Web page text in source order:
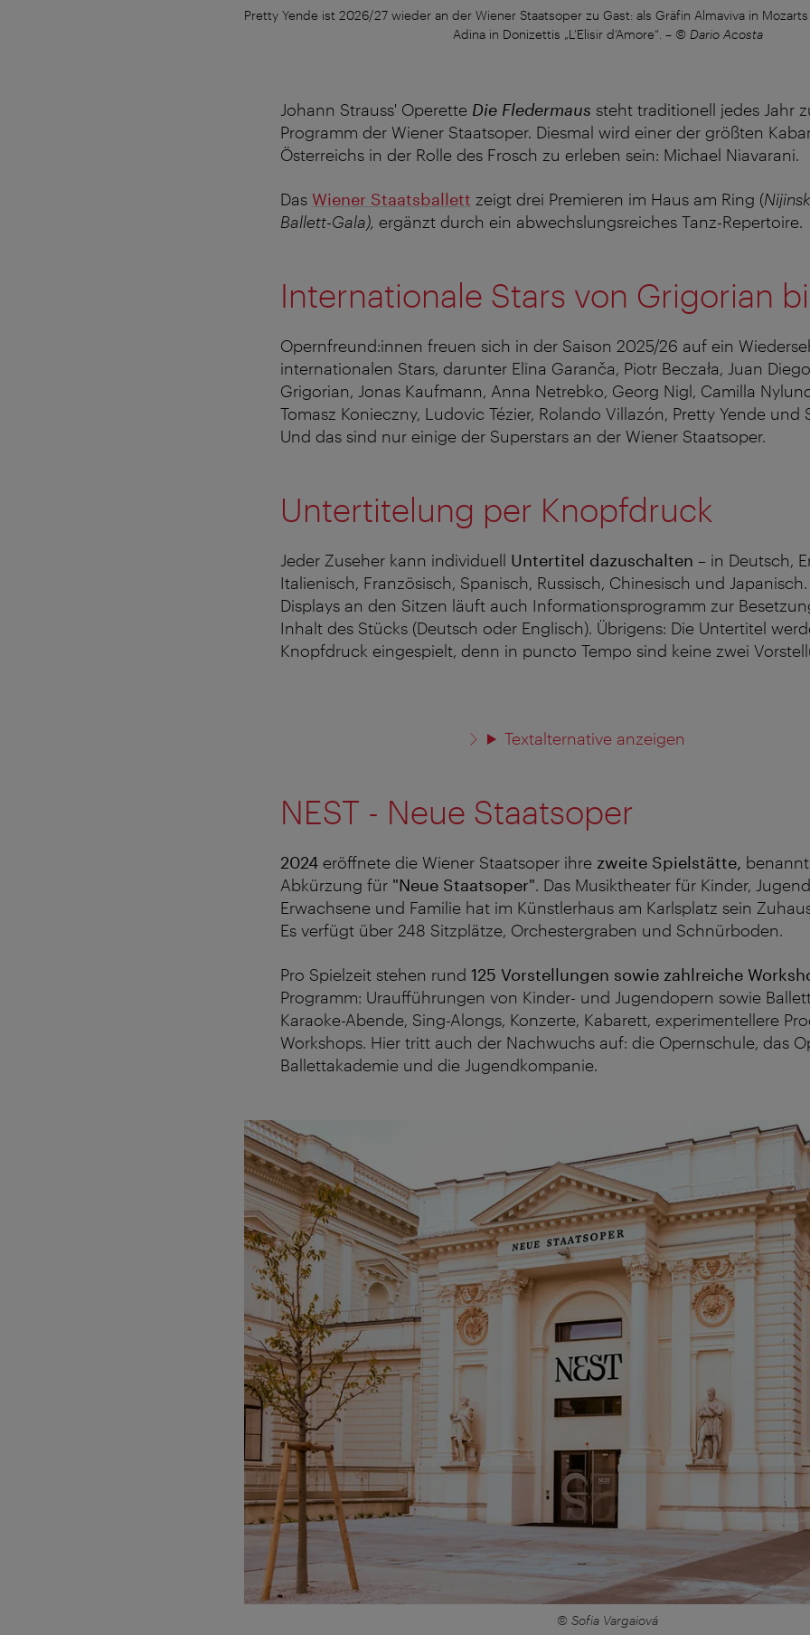
Pretty Yende ist 2026/27 wieder an der Wiener Staatsoper zu Gast: als Gräfin Almaviva in
Adina in Donizettis „L’Elisir d’Amore“. – © Dario Acosta
Johann Strauss' Operette Die Fledermaus steht traditionell jedes Jahr
Programm der Wiener Staatsoper. Diesmal wird einer der größten
Österreichs in der Rolle des Frosch zu erleben sein: Michael Niavarani.
Das Wiener Staatsballett zeigt drei Premieren im Haus am Ring (
Ballett-Gala), ergänzt durch ein abwechslungsreiches Tanz-Repertoire.
Internationale Stars von Grigorian
Opernfreund:innen freuen sich in der Saison 2025/26 auf ein
internationalen Stars, darunter Elīna Garanča, Piotr Beczała, Juan
Grigorian, Jonas Kaufmann, Anna Netrebko, Georg Nigl, Camilla
Tomasz Konieczny, Ludovic Tézier, Rolando Villazón, Pretty Yende und
Und das sind nur einige der Superstars an der Wiener Staatsoper.
Untertitelung per Knopfdruck
Jeder Zuseher kann individuell Untertitel dazuschalten – in Deutsch,
Italienisch, Französisch, Spanisch, Russisch, Chinesisch und
Displays an den Sitzen läuft auch Informationsprogramm zur
Inhalt des Stücks (Deutsch oder Englisch). Übrigens: Die Untertitel
Knopfdruck eingespielt, denn in puncto Tempo sind keine zwei
Textalternative anzeigen
NEST - Neue Staatsoper
2024 eröffnete die Wiener Staatsoper ihre zweite Spielstätte, benannt
Abkürzung für "Neue Staatsoper". Das Musiktheater für Kinder,
Erwachsene und Familie hat im Künstlerhaus am Karlsplatz sein
Es verfügt über 248 Sitzplätze, Orchestergraben und Schnürboden.
Pro Spielzeit stehen rund 125 Vorstellungen sowie zahlreiche
Programm: Uraufführungen von Kinder- und Jugendopern sowie
Karaoke-Abende, Sing-Alongs, Konzerte, Kabarett, experimentellere
Workshops. Hier tritt auch der Nachwuchs auf: die Opernschule, das
Ballettakademie und die Jugendkompanie.
© Sofia Vargaiová